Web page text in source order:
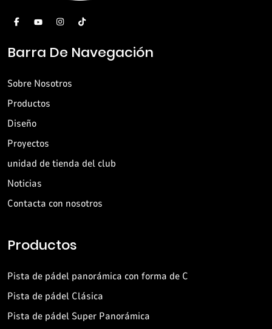
Barra De Navegación
Sobre Nosotros
Productos
Diseño
Proyectos
unidad de tienda del club
Noticias
Contacta con nosotros
Productos
Pista de pádel panorámica con forma de C
Pista de pádel Clásica
Pista de pádel Super Panorámica